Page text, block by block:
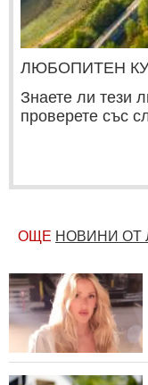
ЛЮБОПИТЕН
Знаете ли тези
проверете със
ОЩЕ НОВИНИ